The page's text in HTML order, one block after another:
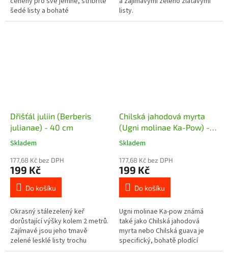
šedé listy a bohaté
kvetení. Rostlina pochází z
listy.
Dřišťál juliin (Berberis
julianae) - 40 cm
Skladem
177,68 Kč bez DPH
199 Kč
Do košíku
Okrasný stálezelený keř
dorůstající výšky kolem 2 metrů.
Zajímavé jsou jeho tmavě
zelené lesklé listy trochu
připomínající cesmínu. Na
Chilská jahodová myrta
(Ugni molinae Ka-Pow) -
15 - 20 cm
Skladem
177,68 Kč bez DPH
199 Kč
Do košíku
Ugni molinae Ka-pow známá
také jako Chilská jahodová
myrta nebo Chilská guava je
specifický, bohatě plodící
kultivar stálezeleného keře